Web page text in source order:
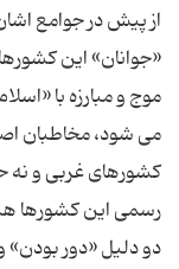
از پیش در جوامع
«جوانان» این
موج و مبارزه با
می شود، مخاطبان
کشورهای غربی و نه
رسمی این کشورها
دو دلیل «دور